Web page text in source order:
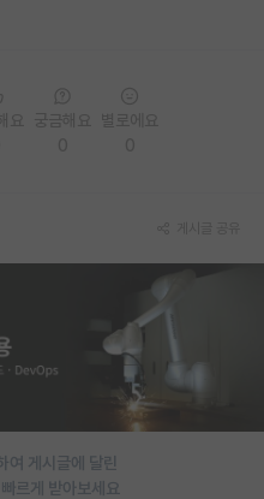
여 게시글에 달린
르게 받아보세요